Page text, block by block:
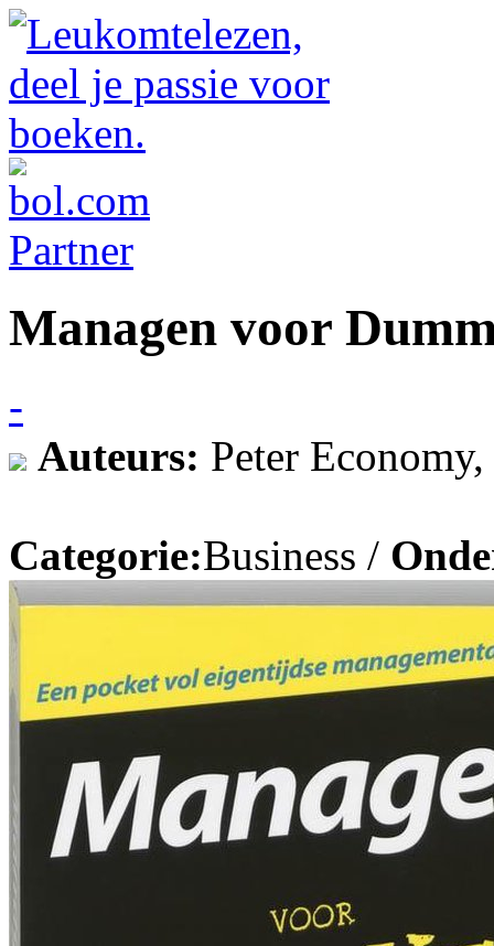
Managen voor
-
Auteurs: Peter
Categorie:Business /